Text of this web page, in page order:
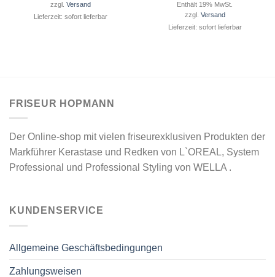
zzgl. Versand
Lieferzeit: sofort lieferbar
Enthält 19% MwSt.
zzgl. Versand
Lieferzeit: sofort lieferbar
FRISEUR HOPMANN
Der Online-shop mit vielen friseurexklusiven Produkten der
Markführer Kerastase und Redken von L`OREAL, System
Professional und Professional Styling von WELLA .
KUNDENSERVICE
Allgemeine Geschäftsbedingungen
Zahlungsweisen